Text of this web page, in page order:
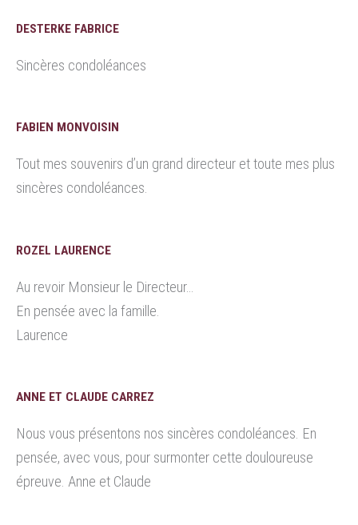
DESTERKE FABRICE
Sincères condoléances
FABIEN MONVOISIN
Tout mes souvenirs d’un grand directeur et toute mes plus
sincères condoléances.
ROZEL LAURENCE
Au revoir Monsieur le Directeur…
En pensée avec la famille.
Laurence
ANNE ET CLAUDE CARREZ
Nous vous présentons nos sincères condoléances. En
pensée, avec vous, pour surmonter cette douloureuse
épreuve. Anne et Claude